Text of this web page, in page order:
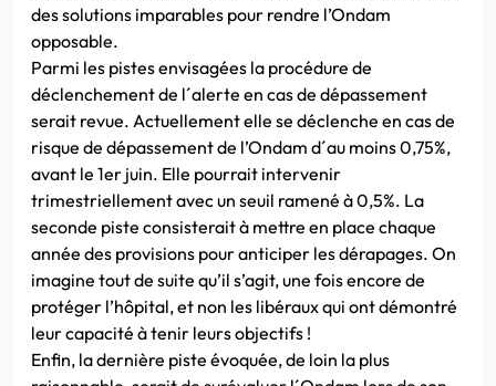
des solutions imparables pour rendre l’Ondam
opposable.
Parmi les pistes envisagées la procédure de
déclenchement de l´alerte en cas de dépassement
serait revue. Actuellement elle se déclenche en cas de
risque de dépassement de l’Ondam d´au moins 0,75%,
avant le 1er juin. Elle pourrait intervenir
trimestriellement avec un seuil ramené à 0,5%. La
seconde piste consisterait à mettre en place chaque
année des provisions pour anticiper les dérapages. On
imagine tout de suite qu’il s’agit, une fois encore de
protéger l’hôpital, et non les libéraux qui ont démontré
leur capacité à tenir leurs objectifs !
Enfin, la dernière piste évoquée, de loin la plus